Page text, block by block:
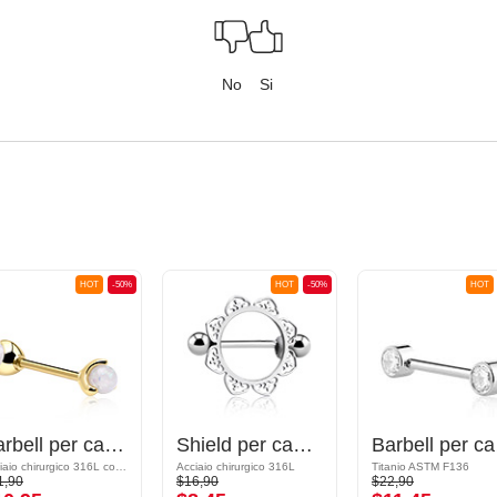
No Si
-50%
HOT
Barbell per capezzolo con opale sintetico
-50%
HOT
Shield per capezzolo
Acciaio chirurgico 316L
$16,90
HOT
Titanio ASTM F136
$22,90